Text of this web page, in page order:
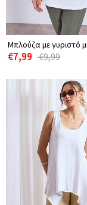
Μπλούζα με γυριστό
€7,99 €9,99